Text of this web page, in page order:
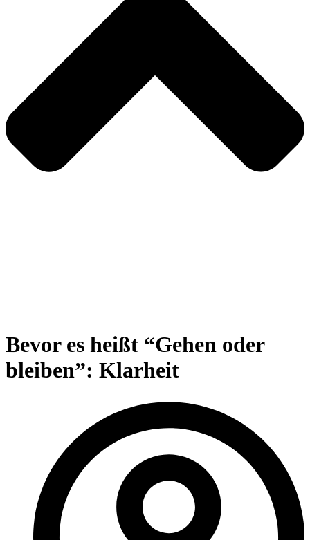
Bevor es heißt “Gehen oder
bleiben”: Klarheit